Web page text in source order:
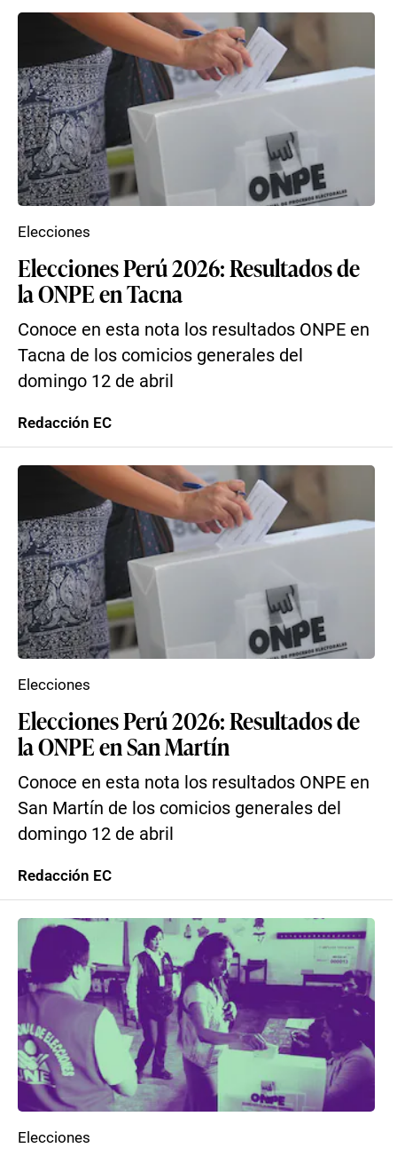
Elecciones Perú 2026: Resultados de
la ONPE en Tacna
Conoce en esta nota los resultados ONPE en
Tacna de los comicios generales del
domingo 12 de abril
Elecciones
Redacción EC
Elecciones Perú 2026: Resultados de
la ONPE en San Martín
Conoce en esta nota los resultados ONPE en
San Martín de los comicios generales del
domingo 12 de abril
Elecciones
Redacción EC
Elecciones